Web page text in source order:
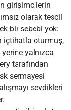
girişimcilerin
olarak tescil
bir sebebi yok:
içtihatla oturmuş,
yalnızca
tarafından
sermayesi
sevdikleri